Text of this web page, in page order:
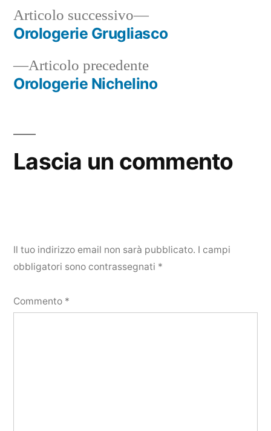
Navigazione
articoli
Articolo precedenteArticolo
precedente:
Orologerie Nichelino
Articolo successivo
Articolo
successivo:
Orologerie Grugliasco
Lascia un commento
Il tuo indirizzo email non sarà pubblicato. I campi
obbligatori sono contrassegnati *
Commento *